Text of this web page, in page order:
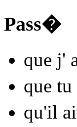
Pass�
que j'
que tu
qu'il